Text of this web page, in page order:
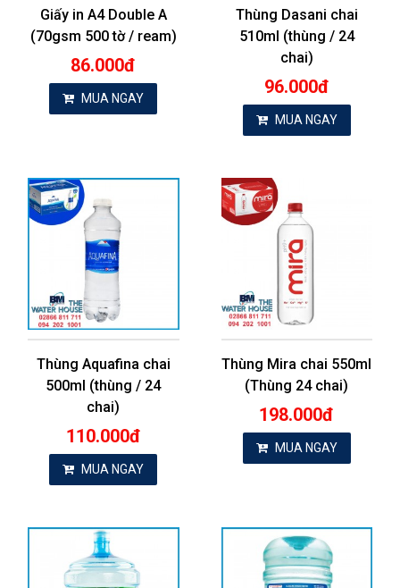
Giấy in A4 Double A
(70gsm 500 tờ / ream)
86.000đ
MUA NGAY
Thùng Dasani chai
510ml (thùng / 24
chai)
96.000đ
MUA NGAY
Thùng Aquafina chai
500ml (thùng / 24
chai)
110.000đ
MUA NGAY
Thùng Mira chai 550ml
(Thùng 24 chai)
198.000đ
MUA NGAY